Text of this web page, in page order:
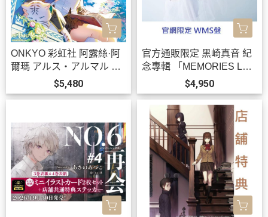
ONKYO 彩虹社 阿露絲·阿
爾瑪 アルス・アルマル 聯
名耳機 CP-TWS01E【跨
境】0814*11月上旬發售!
$5,480
官方通販限定 黑崎真音 紀
念專輯 「MEMORIES LAS
T」WMS盤 黒崎真音 *9/22
發售!0903
$4,950